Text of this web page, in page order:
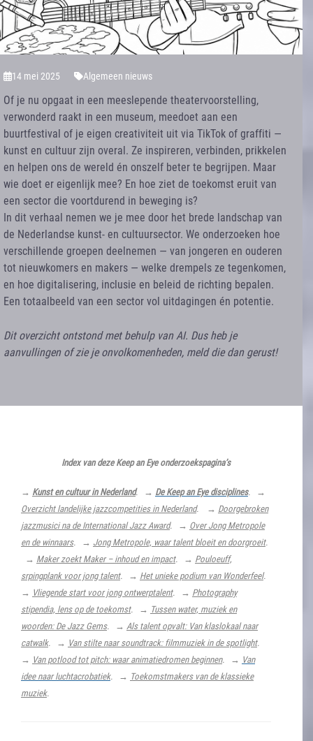
14 mei 2025 Algemeen nieuws
Of je nu opgaat in een meeslepende theatervoorstelling,
verwonderd raakt in een museum, meedoet aan een
buurtfestival of je eigen creativiteit uit via TikTok of graffiti —
kunst en cultuur zijn overal. Ze inspireren, verbinden, prikkelen
en helpen ons de wereld én onszelf beter te begrijpen. Maar
wie doet er eigenlijk mee? En hoe ziet de toekomst eruit van
een sector die voortdurend in beweging is?
In dit verhaal nemen we je mee door het brede landschap van
de Nederlandse kunst- en cultuursector. We onderzoeken hoe
verschillende groepen deelnemen — van jongeren en ouderen
tot nieuwkomers en makers — welke drempels ze tegenkomen,
en hoe digitalisering, inclusie en beleid de richting bepalen.
Een totaalbeeld van een sector vol uitdagingen én potentie.
Dit overzicht ontstond met behulp van AI. Dus heb je
aanvullingen of zie je onvolkomenheden, meld die dan gerust!
Index van deze Keep an Eye onderzoekspagina’s
→ Kunst en cultuur in Nederland. → De Keep an Eye disciplines. →
Overzicht landelijke jazzcompetities in Nederland. → Doorgebroken
jazzmusici na de International Jazz Award. → Over Jong Metropole
en de winnaars. → Jong Metropole, waar talent bloeit en doorgroeit.
→ Maker zoekt Maker – inhoud en impact. → Pouloeuff,
srpingplank voor jong talent. → Het unieke podium van Wonderfeel.
→ Vliegende start voor jong ontwerptalent. → Photography
stipendia, lens op de toekomst. → Tussen water, muziek en
woorden: De Jazz Gems. → Als talent opvalt: Van klaslokaal naar
catwalk. → Van stilte naar soundtrack: filmmuziek in de spotlight.
→ Van potlood tot pitch: waar animatiedromen beginnen. → Van
idee naar luchtacrobatiek. → Toekomstmakers van de klassieke
muziek.